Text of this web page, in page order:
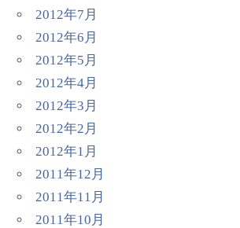
2012年7月
2012年6月
2012年5月
2012年4月
2012年3月
2012年2月
2012年1月
2011年12月
2011年11月
2011年10月